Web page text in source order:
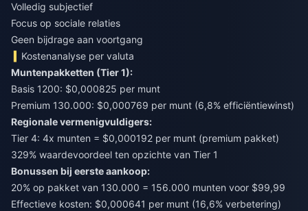
Volledig subjectief
Focus op sociale relaties
Geen bijdrage aan voortgang
Kostenanalyse per valuta
Muntenpakketten (Tier 1):
Basis 1200: $0,000825 per munt
Premium 130.000: $0,000769 per munt (6,8% efficiëntiewinst)
Regionale vermenigvuldigers:
Tier 4: 4x munten = $0,000192 per munt (premium pakket)
329% waardevoordeel ten opzichte van Tier 1
Bonussen bij eerste aankoop:
20% op pakket van 130.000 = 156.000 munten voor $99,99
Effectieve kosten: $0,000641 per munt (16,6% verbetering)